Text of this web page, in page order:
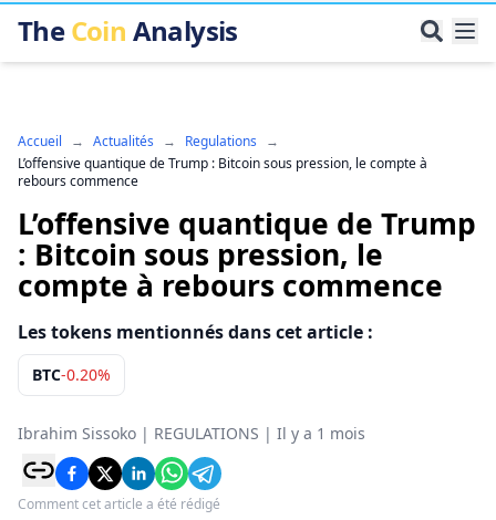
TheCoin Analysis
Accueil → Actualités → Regulations
→
L’offensive quantique de Trump : Bitcoin sous pression, le compte à
rebours commence
L’offensive quantique de Trump
: Bitcoin sous pression, le
compte à rebours commence
Les tokens mentionnés dans cet article :
BTC-0.20%
Ibrahim Sissoko | REGULATIONS | Il y a 1 mois
Comment cet article a été rédigé